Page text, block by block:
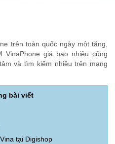
trên toàn quốc ngày một tăng,
giá bao nhiêu cũng
và tìm kiếm nhiều trên mạng
bài viết
tại Digishop